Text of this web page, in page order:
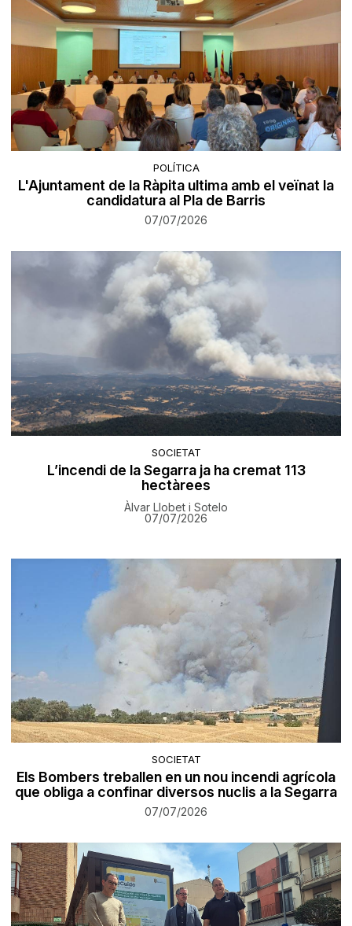
POLÍTICA
L'Ajuntament de la Ràpita ultima amb el veïnat la
candidatura al Pla de Barris
07/07/2026
SOCIETAT
L’incendi de la Segarra ja ha cremat 113
hectàrees
Àlvar Llobet i Sotelo
07/07/2026
SOCIETAT
Els Bombers treballen en un nou incendi agrícola
que obliga a confinar diversos nuclis a la Segarra
07/07/2026